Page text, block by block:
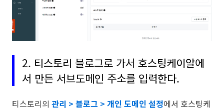
2. 티스토리 블로그로 가서 호스팅케이알에
서 만든 서브도메인 주소를 입력한다.
티스토리의 관리 > 블로그 > 개인 도메인 설정에서 호스팅케